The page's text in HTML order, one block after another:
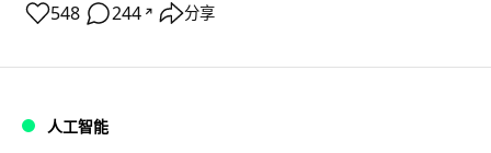
548 244 ↗ 分享
人工智能